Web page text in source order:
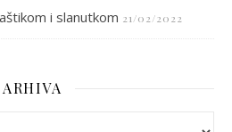
i slanutkom 21/02/2022
ARHIVA